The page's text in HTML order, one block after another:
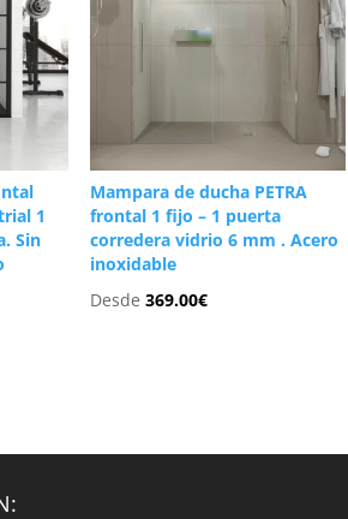
1
Sin
Mampara de ducha PETRA
frontal 1 fijo – 1 puerta
corredera vidrio 6 mm . Acero
inoxidable
Desde 369.00€